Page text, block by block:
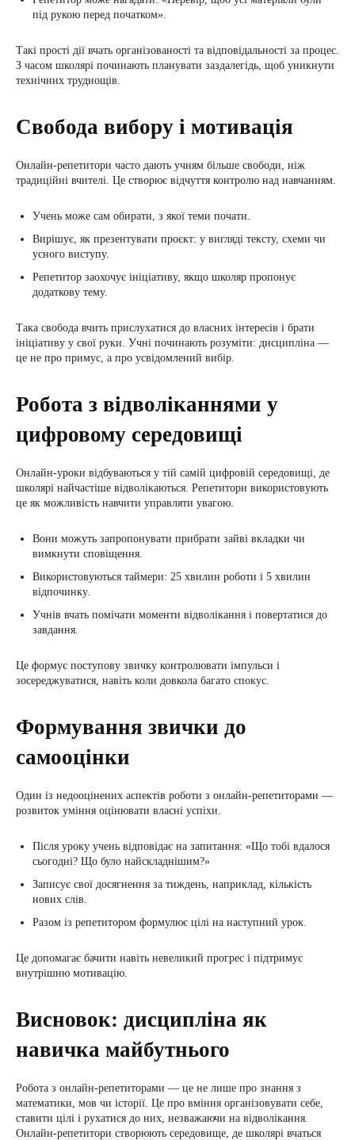
під рукою перед початком».
Такі прості дії вчать організованості та відповідальності за процес.
З часом школярі починають планувати заздалегідь, щоб уникнути
технічних труднощів.
Свобода вибору і мотивація
Онлайн-репетитори часто дають учням більше свободи, ніж
традиційні вчителі. Це створює відчуття контролю над навчанням.
Учень може сам обирати, з якої теми почати.
Вирішує, як презентувати проєкт: у вигляді тексту, схеми чи
усного виступу.
Репетитор заохочує ініціативу, якщо школяр пропонує
додаткову тему.
Така свобода вчить прислухатися до власних інтересів і брати
ініціативу у свої руки. Учні починають розуміти: дисципліна —
це не про примус, а про усвідомлений вибір.
Робота з відволіканнями у
цифровому середовищі
Онлайн-уроки відбуваються у тій самій цифровій середовищі, де
школярі найчастіше відволікаються. Репетитори використовують
це як можливість навчити управляти увагою.
Вони можуть запропонувати прибрати зайві вкладки чи
вимкнути сповіщення.
Використовуються таймери: 25 хвилин роботи і 5 хвилин
відпочинку.
Учнів вчать помічати моменти відволікання і повертатися до
завдання.
Це формує поступову звичку контролювати імпульси і
зосереджуватися, навіть коли довкола багато спокус.
Формування звички до
самооцінки
Один із недооцінених аспектів роботи з онлайн-репетиторами —
розвиток уміння оцінювати власні успіхи.
Після уроку учень відповідає на запитання: «Що тобі вдалося
сьогодні? Що було найскладнішим?»
Записує свої досягнення за тиждень, наприклад, кількість
нових слів.
Разом із репетитором формулює цілі на наступний урок.
Це допомагає бачити навіть невеликий прогрес і підтримує
внутрішню мотивацію.
Висновок: дисципліна як
навичка майбутнього
Робота з онлайн-репетиторами — це не лише про знання з
математики, мов чи історії. Це про вміння організовувати себе,
ставити цілі і рухатися до них, незважаючи на відволікання.
Онлайн-репетитори створюють середовище, де школярі вчаться